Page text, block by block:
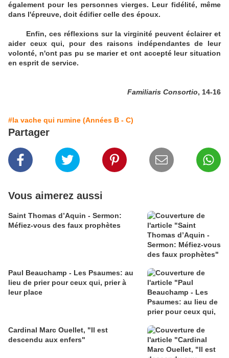
également pour les personnes vierges. Leur fidélité, même
dans l'épreuve, doit édifier celle des époux.
Enfin, ces réflexions sur la virginité peuvent éclairer et
aider ceux qui, pour des raisons indépendantes de leur
volonté, n'ont pas pu se marier et ont accepté leur situation
en esprit de service.
Familiaris Consortio, 14-16
#la vache qui rumine (Années B - C)
Partager
Vous aimerez aussi
Saint Thomas d’Aquin - Sermon:
Méfiez-vous des faux prophètes
Paul Beauchamp - Les Psaumes: au
lieu de prier pour ceux qui, prier à
leur place
Cardinal Marc Ouellet, "Il est
descendu aux enfers"